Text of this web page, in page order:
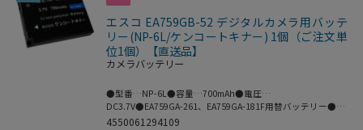
エスコ EA759GB-52 デジタルカメラ用バッテ
リー(NP-6L/ケンコートキナー) 1個（ご注文単
位1個）【直送品】
カメラバッテリー
●型番…NP-6L●容量…700mAh●電圧…
DC3.7V●EA759GA-261、EA759GA-181F用替バッテリー●梱
包サイズ:37×45×7●梱包重量24g
4550061294109